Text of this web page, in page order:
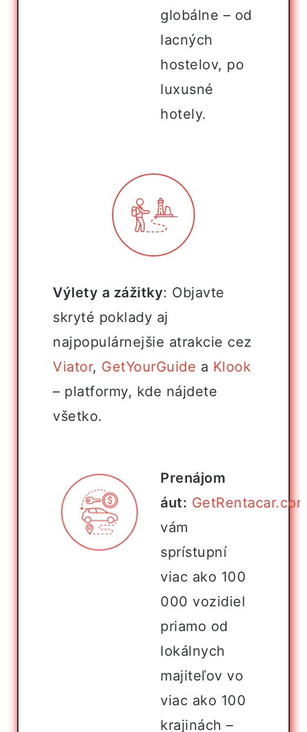
globálne – od
lacných
hostelov, po
luxusné
hotely.
Výlety a zážitky: Objavte
skryté poklady aj
najpopulárnejšie atrakcie cez
Viator, GetYourGuide a Klook
– platformy, kde nájdete
všetko.
Prenájom
áut:
vám
sprístupní
viac ako 100
000 vozidiel
priamo od
lokálnych
majiteľov vo
viac ako 100
krajinách –